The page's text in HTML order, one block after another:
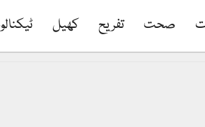
صحت تفریح کھیل